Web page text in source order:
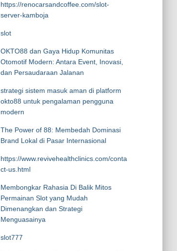
https://renocarsandcoffee.com/slot-
server-kamboja
slot
OKTO88 dan Gaya Hidup Komunitas
Otomotif Modern: Antara Event, Inovasi,
dan Persaudaraan Jalanan
strategi sistem masuk aman di platform
okto88 untuk pengalaman pengguna
modern
The Power of 88: Membedah Dominasi
Brand Lokal di Pasar Internasional
https://www.revivehealthclinics.com/conta
ct-us.html
Membongkar Rahasia Di Balik Mitos
Permainan Slot yang Mudah
Dimenangkan dan Strategi
Menguasainya
slot777